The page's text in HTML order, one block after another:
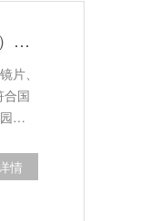
展会预告| 第三十一届 广州国际照明展览会（光亚展）大牌镜业诚邀您莅临
片、
合国
园…
情